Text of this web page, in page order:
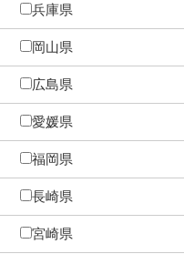
兵庫県
岡山県
広島県
愛媛県
福岡県
長崎県
宮崎県